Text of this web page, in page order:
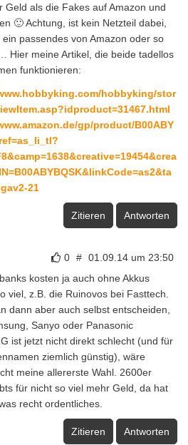
Geld als die Fakes auf Amazon und
🙂 Achtung, ist kein Netzteil dabei,
ein passendes von Amazon oder so
Hier meine Artikel, die beide tadellos
funktionieren:
hobbyking/stor
gp/product/B00ABY
21
Zitieren Antworten
0 # 01.09.14 um 23:50
kosten ja auch ohne Akkus
viel, z.B. die Ruinovos bei Fasttech.
dann aber auch selbst entscheiden,
Sanyo oder Panasonic
ist jetzt nicht direkt schlecht (und für
ziemlich günstig), wäre
meine allererste Wahl. 2600er
für nicht so viel mehr Geld, da hat
recht ordentliches.
Zitieren Antworten